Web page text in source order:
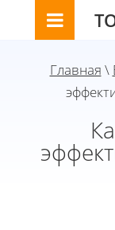
Главная \